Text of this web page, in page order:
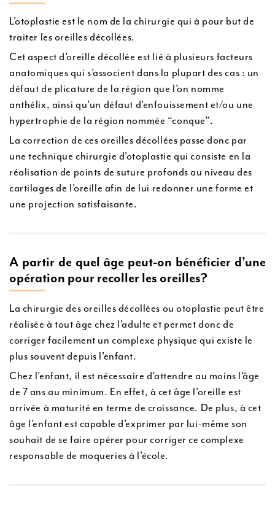
L’otoplastie est le nom de la chirurgie qui à pour but de
traiter les oreilles décollées.
Cet aspect d’oreille décollée est lié à plusieurs facteurs
anatomiques qui s’associent dans la plupart des cas : un
défaut de plicature de la région que l’on nomme
anthélix, ainsi qu’un défaut d’enfouissement et/ou une
hypertrophie de la région nommée “conque”.
La correction de ces oreilles décollées passe donc par
une technique chirurgie d’otoplastie qui consiste en la
réalisation de points de suture profonds au niveau des
cartilages de l’oreille afin de lui redonner une forme et
une projection satisfaisante.
A partir de quel âge peut-on bénéficier d’une
opération pour recoller les oreilles?
La chirurgie des oreilles décollées ou otoplastie peut être
réalisée à tout âge chez l’adulte et permet donc de
corriger facilement un complexe physique qui existe le
plus souvent depuis l’enfant.
Chez l’enfant, il est nécessaire d’attendre au moins l’âge
de 7 ans au minimum. En effet, à cet âge l’oreille est
arrivée à maturité en terme de croissance. De plus, à cet
âge l’enfant est capable d’exprimer par lui-même son
souhait de se faire opérer pour corriger ce complexe
responsable de moqueries à l’école.